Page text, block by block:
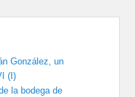
González, un
(I)
la bodega de